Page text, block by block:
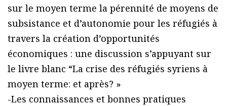
sur le moyen terme la pérennité de moyens de
subsistance et d’autonomie pour les réfugiés à
travers la création d’opportunités
économiques : une discussion s’appuyant sur
le livre blanc “La crise des réfugiés syriens à
moyen terme: et après? »
-Les connaissances et bonnes pratiques